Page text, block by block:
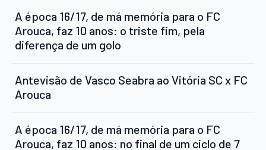
A época 16/17, de má memória para o FC
Arouca, faz 10 anos: o triste fim, pela
diferença de um golo
Antevisão de Vasco Seabra ao Vitória SC x FC
Arouca
A época 16/17, de má memória para o FC
Arouca, faz 10 anos: no final de um ciclo de 7